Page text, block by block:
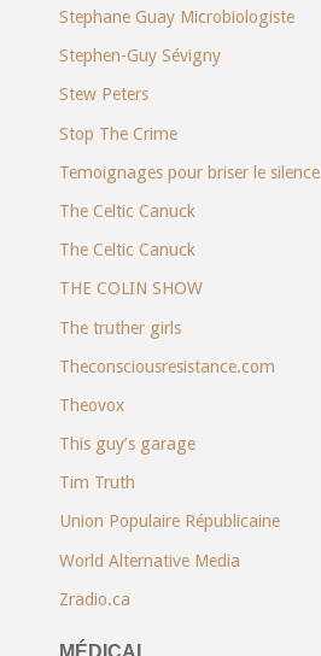
Stephane Guay Microbiologiste
Stephen-Guy Sévigny
Stew Peters
Stop The Crime
Temoignages pour briser le silence
The Celtic Canuck
The Celtic Canuck
THE COLIN SHOW
The truther girls
Theconsciousresistance.com
Theovox
This guy’s garage
Tim Truth
Union Populaire Républicaine
World Alternative Media
Zradio.ca
MÉDICAL